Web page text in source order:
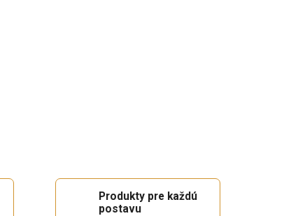
Produkty pre každú
postavu